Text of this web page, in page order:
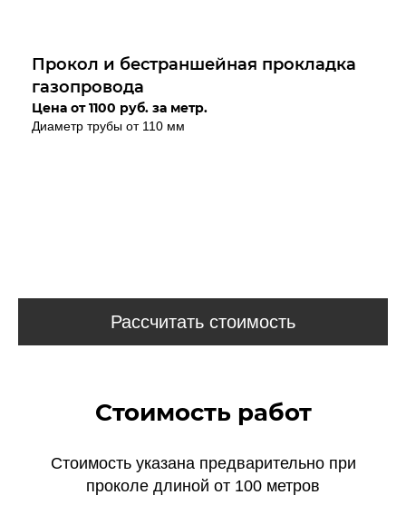
Прокол и бестраншейная прокладка
газопровода
Цена от 1100 руб. за метр.
Диаметр трубы от 110 мм
Рассчитать стоимость
Стоимость работ
Стоимость указана предварительно при
проколе длиной от 100 метров